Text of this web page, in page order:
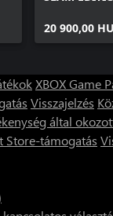
20 900,00
XBOX Game
Visszajelzés
által
Store-támogatás